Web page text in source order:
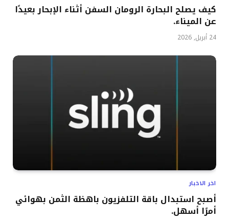
كيف يصلح البحارة الرومان السفن أثناء الإبحار بعيدًا
عن الميناء.
24 أبريل, 2026
اخر الاخبار
أصبح استبدال باقة التلفزيون باهظة الثمن بهوائي
أمرًا أسهل.